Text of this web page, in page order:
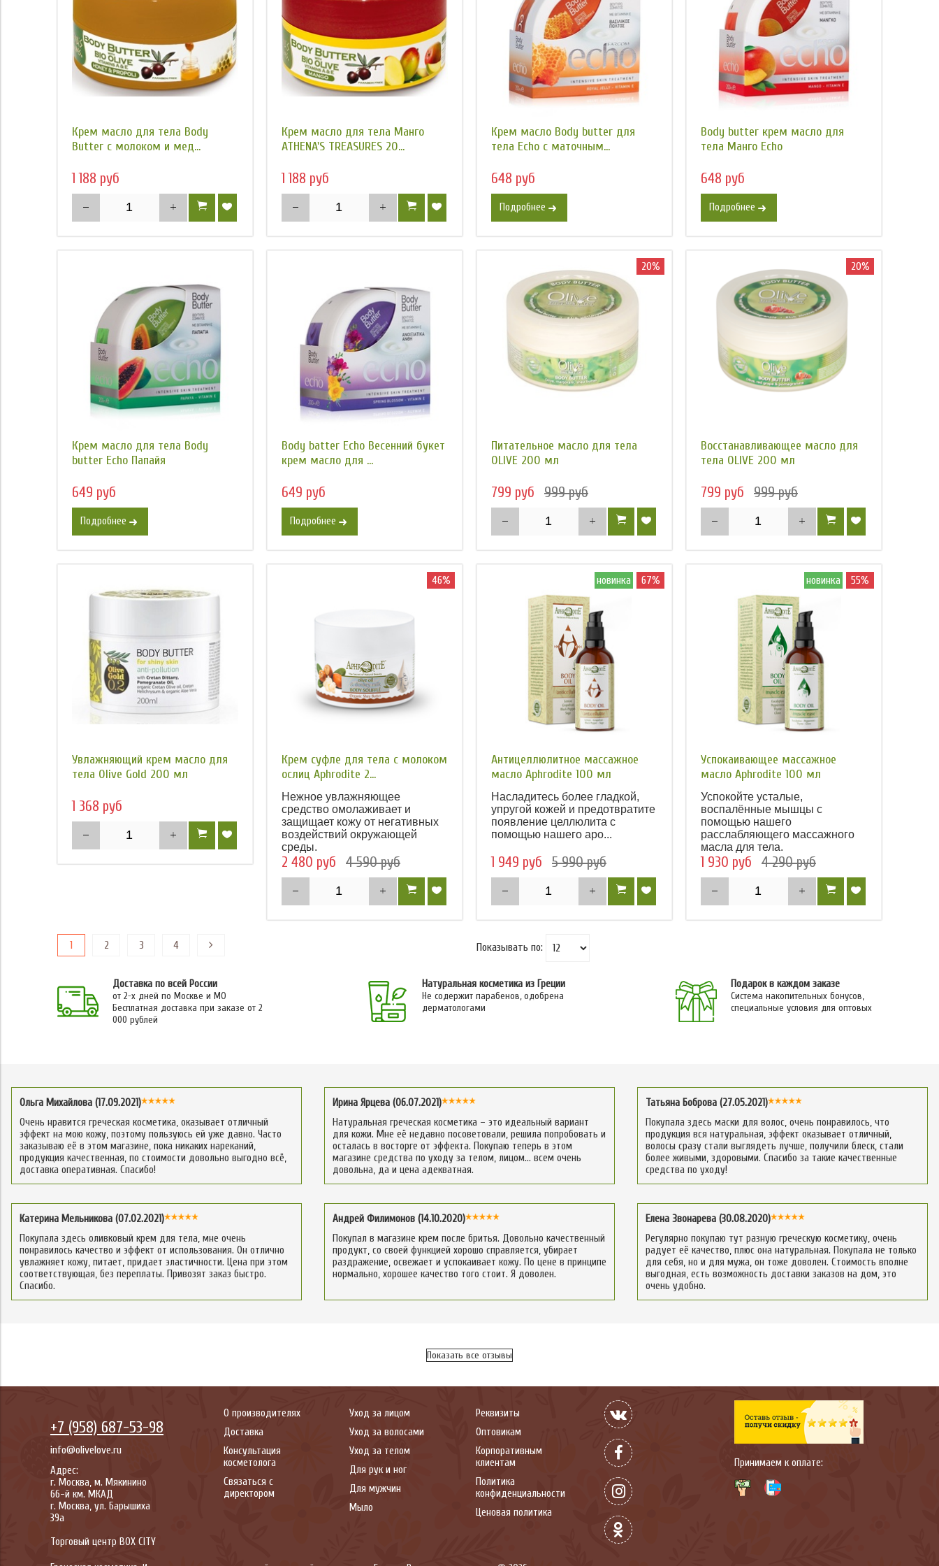
Крем масло для тела Body
Butter с молоком и мед...
1 188 руб
Крем масло для тела Манго
ATHENA'S TREASURES 20...
1 188 руб
Крем масло Body butter для
тела Есhо с маточным...
648 руб
Подробнее
Body butter крем масло для
тела Манго Есhо
648 руб
Подробнее
Крем масло для тела Body
butter Есhо Папайя
649 руб
Подробнее
Body batter Есhо Весенний букет
крем масло для ...
649 руб
Подробнее
20%
Питательное масло для тела
OLIVE 200 мл
799 руб 999 руб
20%
Восстанавливающее масло для
тела OLIVE 200 мл
799 руб 999 руб
Увлажняющий крем масло для
тела Olive Gold 200 мл
1 368 руб
46%
Крем суфле для тела с молоком
ослиц Aphrodite 2...
Нежное увлажняющее
средство омолаживает и
защищает кожу от негативных
воздействий окружающей
среды.
2 480 руб 4 590 руб
новинка 67%
Антицеллюлитное массажное
масло Aphrodite 100 мл
Насладитесь более гладкой,
упругой кожей и предотвратите
появление целлюлита с
помощью нашего аро...
1 949 руб 5 990 руб
новинка 55%
Успокаивающее массажное
масло Aphrodite 100 мл
Успокойте усталые,
воспалённые мышцы с
помощью нашего
расслабляющего массажного
масла для тела.
1 930 руб 4 290 руб
1 2 3 4 Показывать по:
Доставка по всей России
от 2-х дней по Москве и МО
Бесплатная доставка при заказе от 2
000 рублей
Натуральная косметика из Греции
Не содержит парабенов, одобрена
дерматологами
Подарок в каждом заказе
Система накопительных бонусов,
специальные условия для оптовых
Ольга Михайлова (17.09.2021)
Очень нравится греческая косметика, оказывает отличный
эффект на мою кожу, поэтому пользуюсь ей уже давно. Часто
заказываю её в этом магазине, пока никаких нареканий,
продукция качественная, по стоимости довольно выгодно всё,
доставка оперативная. Спасибо!
Ирина Ярцева (06.07.2021)
Натуральная греческая косметика – это идеальный вариант
для кожи. Мне её недавно посоветовали, решила попробовать и
осталась в восторге от эффекта. Покупаю теперь в этом
магазине средства по уходу за телом, лицом… всем очень
довольна, да и цена адекватная.
Татьяна Боброва (27.05.2021)
Покупала здесь маски для волос, очень понравилось, что
продукция вся натуральная, эффект оказывает отличный,
волосы сразу стали выглядеть лучше, получили блеск, стали
более живыми, здоровыми. Спасибо за такие качественные
средства по уходу!
Катерина Мельникова (07.02.2021)
Покупала здесь оливковый крем для тела, мне очень
понравилось качество и эффект от использования. Он отлично
увлажняет кожу, питает, придает эластичности. Цена при этом
соответствующая, без переплаты. Привозят заказ быстро.
Спасибо.
Андрей Филимонов (14.10.2020)
Покупал в магазине крем после бритья. Довольно качественный
продукт, со своей функцией хорошо справляется, убирает
раздражение, освежает и успокаивает кожу. По цене в принципе
нормально, хорошее качество того стоит. Я доволен.
Елена Звонарева (30.08.2020)
Регулярно покупаю тут разную греческую косметику, очень
радует её качество, плюс она натуральная. Покупала не только
для себя, но и для мужа, он тоже доволен. Стоимость вполне
выгодная, есть возможность доставки заказов на дом, это
очень удобно.
Показать все отзывы
+7 (958) 687-53-98
info@olivelove.ru
Адрес:
г. Москва, м. Мякинино
66-й км. МКАД
г. Москва, ул. Барышиха
39а
Торговый центр BOX CITY
О производителях
Доставка
Консультация
косметолога
Связаться с
директором
Уход за лицом
Уход за волосами
Уход за телом
Для рук и ног
Для мужчин
Мыло
Реквизиты
Оптовикам
Корпоративным
клиентам
Политика
конфиденциальности
Ценовая политика
Принимаем к оплате: